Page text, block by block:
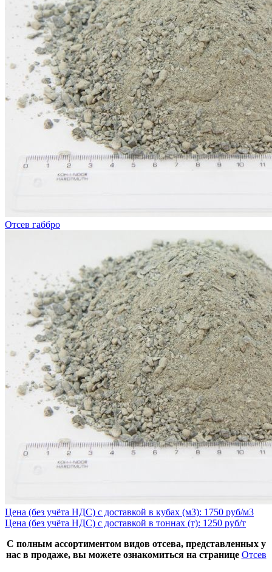
Отсев габбро
Цена (без учёта НДС) с доставкой в кубах (м3): 1750 руб/м3
Цена (без учёта НДС) с доставкой в тоннах (т): 1250 руб/т
С полным ассортиментом видов отсева, представленных у
нас в продаже, вы можете ознакомиться на странице Отсев